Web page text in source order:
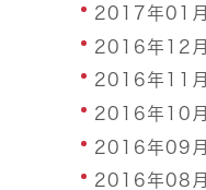
2017年01月
2016年12月
2016年11月
2016年10月
2016年09月
2016年08月